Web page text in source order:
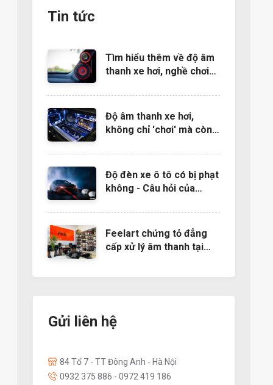
Tin tức
Tìm hiểu thêm về độ âm
thanh xe hơi, nghề chơi
Độ âm thanh xe hơi,
không chỉ 'chơi' mà còn
Độ đèn xe ô tô có bị phạt
không - Câu hỏi của
Feelart chứng tỏ đẳng
cấp xử lý âm thanh tại
Gửi liên hệ
84 Tổ 7 - TT Đông Anh - Hà Nội
0932 375 886 - 0972 419 186